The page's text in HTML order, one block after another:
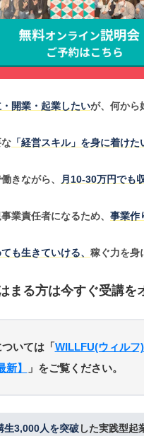
開業・起業したいが、何から
「経営スキル」を身に着けた
きながら、 月10-30万円でも
業責任者になるため、 事業作
も生きていける、 稼ぐ力を身
まる方は今すぐ受講を
いては「WILLFU(ウィルフ
】
」をご覧ください。
生3,000人を突破した実践型起